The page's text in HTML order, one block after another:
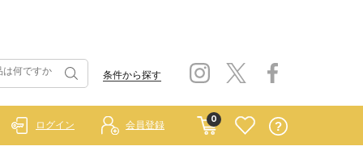
条件から探す
0
ログイン 会員登録